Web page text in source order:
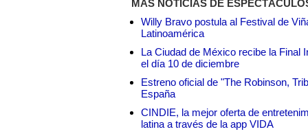
MÁS NOTICIAS DE
Willy Bravo postula al Festival de
Latinoamérica
La Ciudad de México recibe la Final
el día 10 de diciembre
Estreno oficial de "The Robinson,
España
CINDIE, la mejor oferta de
latina a través de la app VIDA